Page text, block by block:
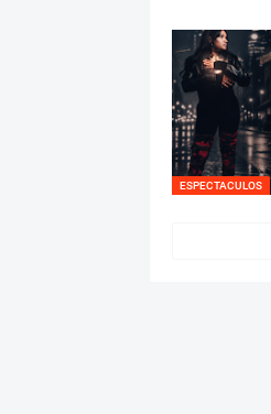
ESPECTACULOS